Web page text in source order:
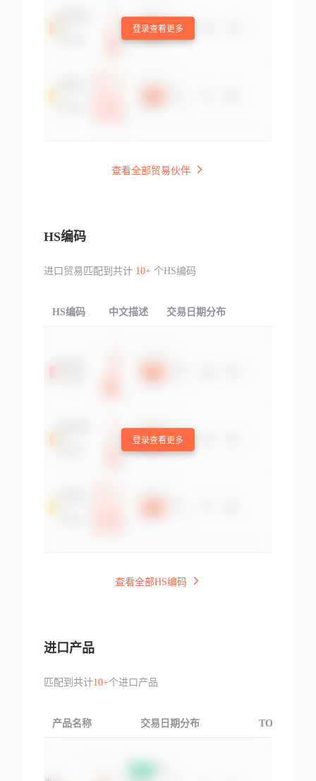
登录查看更多
查看全部贸易伙伴
HS编码
进口贸易匹配到共计 10+个HS编码
HS编码 中文描述 交易日期分布
登录查看更多
查看全部HS编码
进口产品
匹配到共计10+个进口产品
产品名称 交易日期分布 TOP3交易国